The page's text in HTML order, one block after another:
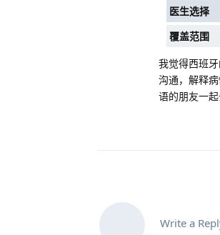
医生选择
覆盖范围
我觉得西班
沟通，解释
语的朋友一
Write a